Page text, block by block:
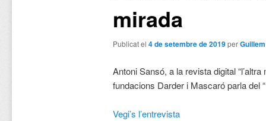
mirada
Publicat el 4 de setembre de 2019per
Antoni Sansó, a la revista digital
fundacions Darder i Mascaró parla del
Vegi’s l’entrevista